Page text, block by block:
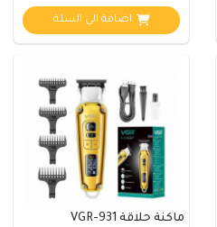
اضافة الي السلة
ماكنة حلاقة VGR-931